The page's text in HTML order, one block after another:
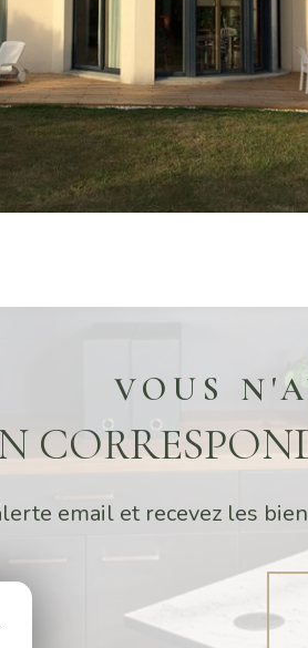
VOUS
email et recevez les